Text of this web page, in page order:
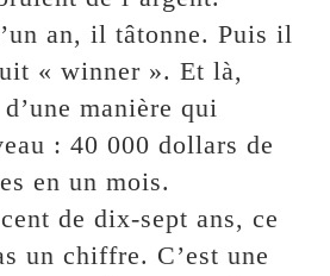
an, il tâtonne. Puis il
« winner ». Et là,
manière qui
: 40 000 dollars de
en un mois.
de dix-sept ans, ce
un chiffre. C’est une